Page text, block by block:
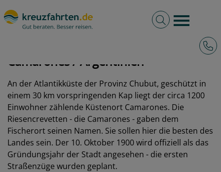
Burger
Volltextsuche
Camarones
Camarones / Argentinien
An der Atlantikküste der Provinz Chubut, geschützt in
einem 30 km vorspringenden Kap liegt der circa 1200
Einwohner zählende Küstenort Camarones. Die
Riesencrevetten - die Camarones - gaben dem
Fischerort seinen Namen. Sie sollen hier die besten des
Landes sein. Der 10. Oktober 1900 wird offiziell als das
Gründungsjahr der Stadt angesehen - die ersten
Straßenzüge wurden geplant.